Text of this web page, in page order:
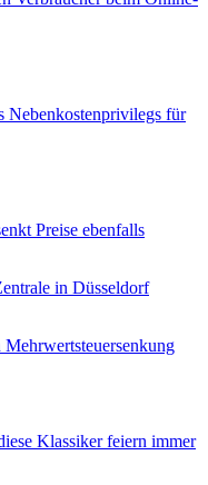
Nebenkostenprivilegs für
Preise ebenfalls
Klassiker feiern immer